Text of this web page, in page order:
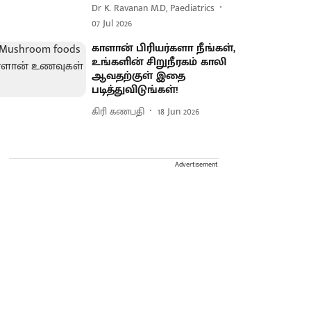
Dr K. Ravanan M.D, Paediatrics
07 Jul 2026
காளான் பிரியர்களா நீங்கள்,
உங்களின் சிறுநீரகம் காலி
ஆவதற்குள் இதை
படித்துவிடுங்கள்!
கிரி கணபதி 18 Jun 2026
Advertisement